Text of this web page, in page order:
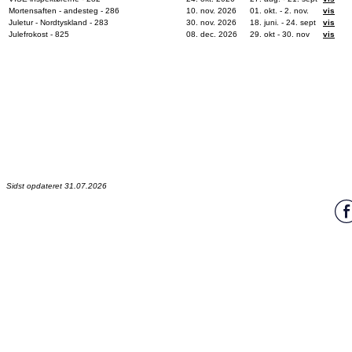
Mortensaften - andesteg - 286
10. nov. 2026 01. okt. - 2. nov.
vis
Juletur - Nordtyskland - 283
30. nov. 2026 18. juni. - 24. sept
vis
Julefrokost - 825
08. dec. 2026 29. okt - 30. nov vis
Sidst opdateret 31.07.2026